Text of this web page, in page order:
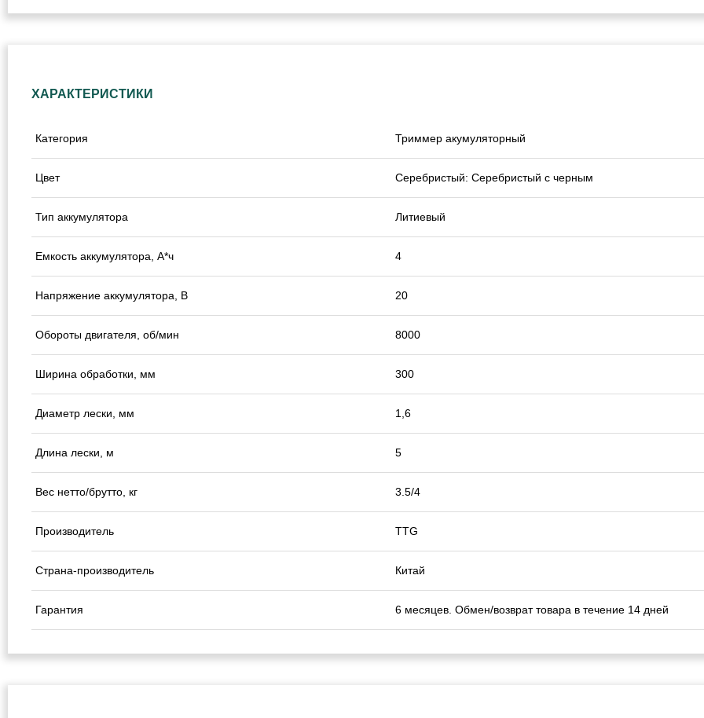
ХАРАКТЕРИСТИКИ
Категория Триммер акумуляторный
Цвет Серебристый: Серебристый с черным
Тип аккумулятора Литиевый
Емкость аккумулятора, А*ч 4
Напряжение аккумулятора, В 20
Обороты двигателя, об/мин 8000
Ширина обработки, мм 300
Диаметр лески, мм 1,6
Длина лески, м 5
Вес нетто/брутто, кг 3.5/4
Производитель TTG
Страна-производитель Китай
Гарантия 6 месяцев. Обмен/возврат товара в течение 14 дней